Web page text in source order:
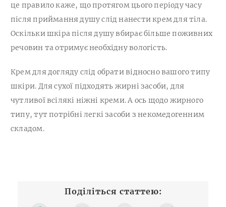
це правило каже, що протягом цього періоду часу
після приймання душу слід нанести крем для тіла.
Оскільки шкіра після душу вбирає більше поживних
речовин та отримує необхідну вологість.
Крем для догляду слід обрати відносно вашого типу
шкіри. Для сухої підходять жирні засоби, для
чутливої всілякі ніжні креми. А ось щодо жирного
типу, тут потрібні легкі засоби з некомедогенним
складом.
Поділіться статтею: